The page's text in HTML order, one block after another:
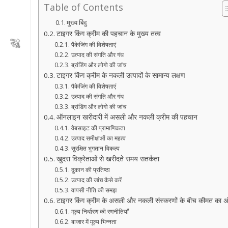
Table of Contents
मुख्य बिंदु
टाइगर किंग क्रीम की पहचान के मुख्य तत्व
पैकेजिंग की विशेषताएं
उत्पाद की संगति और गंध
ब्रांडिंग और लोगो की जांच
टाइगर किंग क्रीम के नकली उत्पादों के सामान्य लक्षण
पैकेजिंग की विशेषताएं
उत्पाद की संगति और गंध
ब्रांडिंग और लोगो की जांच
ऑनलाइन खरीदारी में असली और नकली क्रीम की पहचान
वेबसाइट की प्रामाणिकता
उत्पाद समीक्षाओं का महत्व
सुरक्षित भुगतान विकल्प
खुदरा विक्रेताओं से खरीदते समय सतर्कता
दुकान की प्रतिष्ठा
उत्पाद की जांच कैसे करें
वापसी नीति की समझ
टाइगर किंग क्रीम के असली और नकली संस्करणों के बीच कीमत का
मूल्य निर्धारण की रणनीतियाँ
बाजार में मूल्य भिन्नता